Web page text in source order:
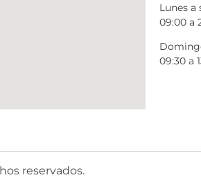
Lunes a
09:00 a
09:30 a
reservados.